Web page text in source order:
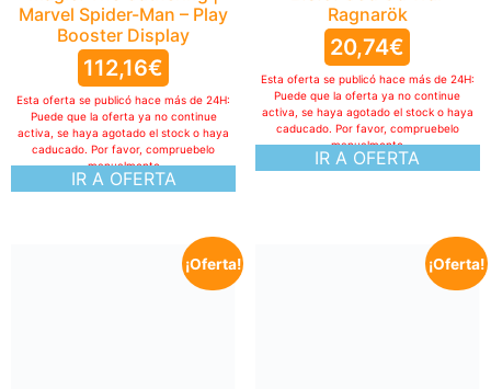
Marvel Spider-Man – Play
Booster Display
112,16€
IR A OFERTA
Esta oferta se publicó hace más de 24H:
Puede que la oferta ya no continue
activa, se haya agotado el stock o haya
caducado. Por favor, compruebelo
manualmente
Ragnarök
20,74€
IR A OFERTA
Esta oferta se publicó hace más de 24H:
Puede que la oferta ya no continue
activa, se haya agotado el stock o haya
caducado. Por favor, compruebelo
manualmente
¡Oferta!
Plastoy Assassination
¡Oferta!